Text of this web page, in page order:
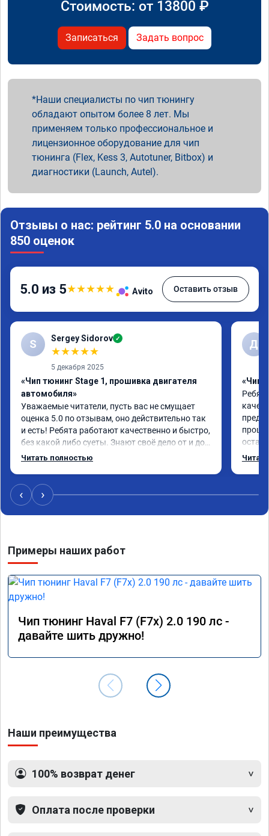
Стоимость: от 13800 ₽
Записаться Задать вопрос
Наши специалисты по чип тюнингу
обладают опытом более 8 лет. Мы
применяем только профессиональное и
лицензионное оборудование для чип
тюнинга (Flex, Kess 3, Autotuner, Bitbox) и
диагностики (Launch, Autel).
Отзывы о нас: рейтинг 5.0 на основании
850 оценок
5.0 из 5★★★★★ Avito Оставить отзыв
S Sergey Sidorov ✓
★★★★★
5 декабря 2025
«Чип тюнинг Stage 1, прошивка двигателя
автомобиля»
Уважаемые читатели, пусть вас не смущает
оценка 5.0 по отзывам, оно действительно так
и есть! Ребята работают качественно и быстро,
без какой либо суеты. Знают своё дело от и до!
Мне чипанули Mitsubishi Pajero 2018 года,
Успехов вам и вашей команде! Только газ!
Читать полностью
Д
«Чип
‹ ›
Примеры наших работ
Чип тюнинг Haval F7 (F7x) 2.0 190 лс -
давайте шить дружно!
Наши преимущества
100% возврат денег
Оплата после проверки